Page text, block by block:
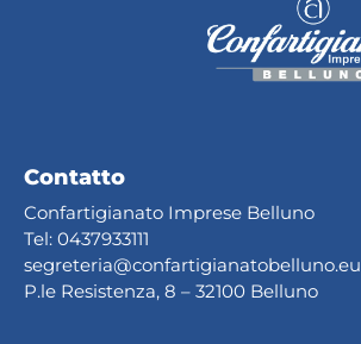
Contatto
Confartigianato Imprese Belluno
Tel: 0437933111
segreteria@confartigianatobelluno.eu
P.le Resistenza, 8 – 32100 Belluno